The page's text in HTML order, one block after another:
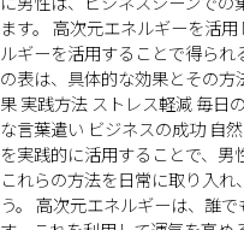
ます。 高次元エネルギーを活
ルギーを活用することで得ら
の表は、具体的な効果とその
果 実践方法 ストレス軽減 毎日
な言葉遣い ビジネスの成功 自
を実践的に活用することで、男
これらの方法を日常に取り入
う。 高次元エネルギーは、誰